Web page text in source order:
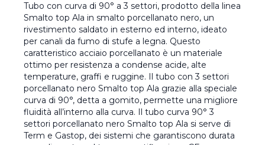
Tubo con curva di 90° a 3 settori, prodotto della linea
Smalto top Ala in smalto porcellanato nero, un
rivestimento saldato in esterno ed interno, ideato
per canali da fumo di stufe a legna. Questo
caratteristico acciaio porcellanato è un materiale
ottimo per resistenza a condense acide, alte
temperature, graffi e ruggine. Il tubo con 3 settori
porcellanato nero Smalto top Ala grazie alla speciale
curva di 90°, detta a gomito, permette una migliore
fluidità all’interno alla curva. Il tubo curva 90° 3
settori porcellanato nero Smalto top Ala si serve di
Term e Gastop, dei sistemi che garantiscono durata